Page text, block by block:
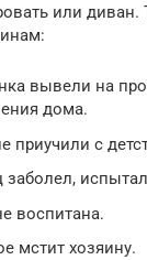
или диван.
вывели на
дома.
приучили с
испытал
воспитана.
мстит хозяину.